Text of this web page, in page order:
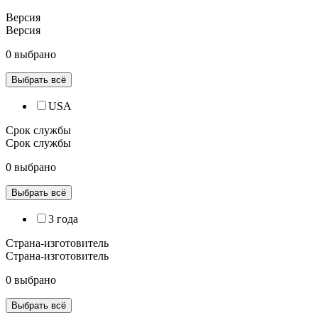
Версия
Версия
0 выбрано
Выбрать всё
USA
Срок службы
Срок службы
0 выбрано
Выбрать всё
3 года
Страна-изготовитель
Страна-изготовитель
0 выбрано
Выбрать всё